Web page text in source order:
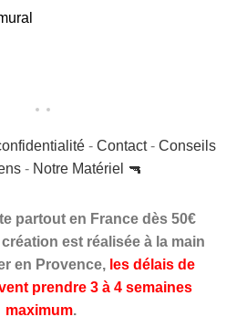
- Contact- Conseils
- Notre Matériel 🔫
partout en France dès 50€
est réalisée à la main
en Provence, les délais de
prendre 3 à 4 semaines
maximum.